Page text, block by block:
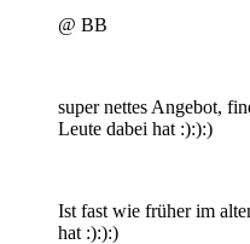
@ BB
super nettes Angebot,
Leute dabei hat :):):)
Ist fast wie früher im
hat :):):)